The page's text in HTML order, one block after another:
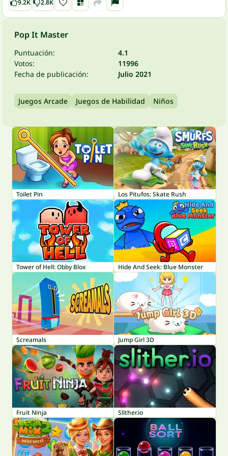
9.2K 2.8K
Pop It Master
Puntuación:
4.1
Votos:
11996
Fecha de publicación:
Julio 2021
Juegos Arcade Juegos de Habilidad Niños
Toilet Pin Los Pitufos: Skate Rush
Tower of Hell: Obby Blox Hide And Seek: Blue Monster
Screamals Jump Girl 3D
Fruit Ninja Slither.io